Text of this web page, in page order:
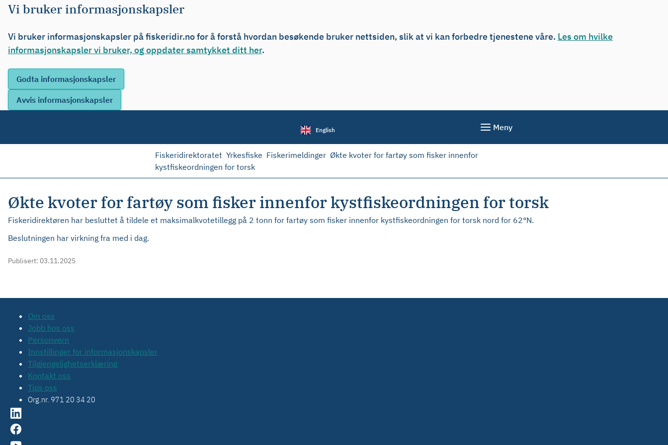
Vi bruker informasjonskapsler
Vi bruker informasjonskapsler på fiskeridir.no for å forstå hvordan besøkende bruker nettsiden, slik at vi kan forbedre tjenestene våre. Les om hvilke
informasjonskapsler vi bruker, og oppdater samtykket ditt her.
English Meny
Fiskeridirektoratet Yrkesfiske Fiskerimeldinger Økte kvoter for fartøy som fisker innenfor
kystfiskeordningen for torsk
Økte kvoter for fartøy som fisker innenfor kystfiskeordningen for torsk
Fiskeridirektøren har besluttet å tildele et maksimalkvotetillegg på 2 tonn for fartøy som fisker innenfor kystfiskeordningen for torsk nord for 62°N.
Beslutningen har virkning fra med i dag.
Publisert: 03.11.2025
Om oss
Jobb hos oss
Personvern
Innstillinger for informasjonskapsler
Tilgjengelighetserklæring
Kontakt oss
Tips oss
Org.nr. 971 20 34 20